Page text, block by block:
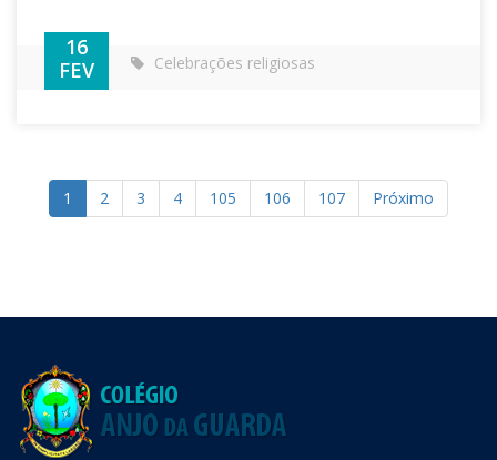
16
FEV
Celebrações religiosas
1 2 3 4 105 106 107 Próximo